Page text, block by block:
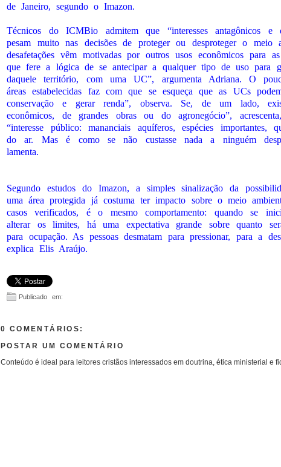
de Janeiro, segundo o Imazon.
Técnicos do ICMBio admitem que “interesses antagônicos e
pesam muito nas decisões de proteger ou desproteger o meio
desafetações vêm motivadas por outros usos econômicos para
que fere a lógica de se antecipar a qualquer tipo de uso para
daquele território, com uma UC”, argumenta Adriana. O
áreas estabelecidas faz com que se esqueça que as UCs
conservação e gerar renda”, observa. Se, de um lado,
econômicos, de grandes obras ou do agronegócio”,
“interesse público: mananciais aquíferos, espécies importantes,
do ar. Mas é como se não custasse nada a ninguém
lamenta.
Segundo estudos do Imazon, a simples sinalização da
uma área protegida já costuma ter impacto sobre o meio
casos verificados, é o mesmo comportamento: quando se
alterar os limites, há uma expectativa grande sobre quanto
para ocupação. As pessoas desmatam para pressionar, para a
explica Elis Araújo.
Publicado em:
0 COMENTÁRIOS:
POSTAR UM COMENTÁRIO
Conteúdo é ideal para leitores cristãos interessados em doutrina, ética ministerial e